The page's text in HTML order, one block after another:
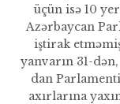
üçün isə 10
Azərbaycan
iştirak
yanvarın 31-
dan
axırlarına